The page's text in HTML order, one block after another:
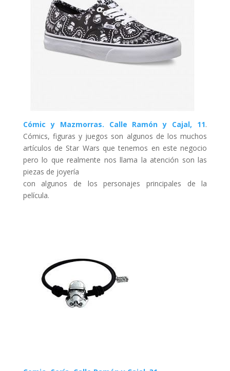
Cómic y Mazmorras. Calle Ramón y Cajal, 11.
Cómics, figuras y juegos son algunos de los muchos
artículos de Star Wars que tenemos en este negocio
pero lo que realmente nos llama la atención son las
piezas de joyería
con algunos de los personajes principales de la
película.